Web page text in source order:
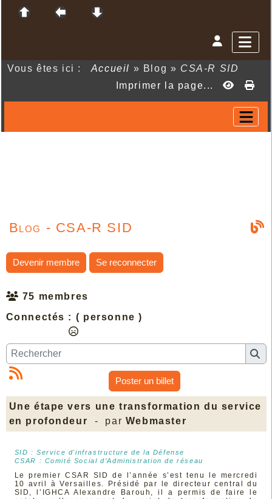
Vous êtes ici : Accueil » Blog » CSA-R SID
Imprimer la page...
Blog - CSA-R SID
Devenir membre Se reconnecter
75 membres
Connectés : ( personne )
Poster un billet
Une étape vers une transformation du service
en profondeur - par Webmaster
SID : Service d'infrastructure de la Défense
CSAR : Comité Social d’Administration de réseau
Le premier CSAR SID de l’année s’est tenu le mercredi
10 avril à Versailles. Présidé par le directeur central du
SID, l’IGHCA Alexandre Barouh, il a permis de faire le